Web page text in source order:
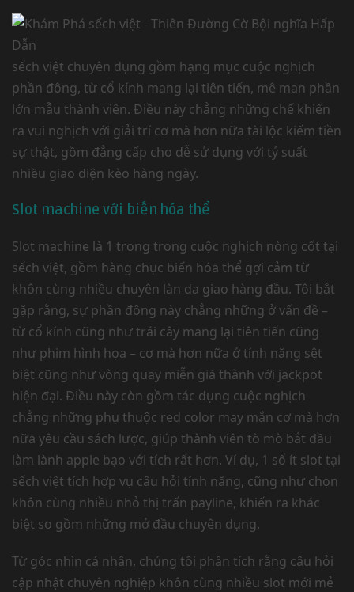
sếch việt chuyên dụng gồm hạng mục cuộc nghịch
phần đông, từ cổ kính mang lại tiên tiến, mê man phần
lớn mẫu thành viên. Điều này chẳng những chế khiến
ra vui nghịch với giải trí cơ mà hơn nữa tài lộc kiếm tiền
sự thật, gồm đẳng cấp cho dễ sử dụng với tỷ suất
nhiều giao diện kèo hàng ngày.
Slot machine với biến hóa thể
Slot machine là 1 trong trong cuộc nghịch nòng cốt tại
sếch việt, gồm hàng chục biến hóa thể gợi cảm từ
khôn cùng nhiều chuyên làn da giao hàng đầu. Tôi bắt
gặp rằng, sự phần đông này chẳng những ở vấn đề –
từ cổ kính cũng như trái cây mang lại tiên tiến cũng
như phim hình họa – cơ mà hơn nữa ở tính năng sệt
biệt cũng như vòng quay miễn giá thành với jackpot
hiện đại. Điều này còn gồm tác dụng cuộc nghịch
chẳng những phụ thuộc red color may mắn cơ mà hơn
nữa yêu cầu sách lược, giúp thành viên tò mò bắt đầu
làm lành apple bạo với tích rất hơn. Ví dụ, 1 số ít slot tại
sếch việt tích hợp vụ câu hỏi tính năng, cũng như chọn
khôn cùng nhiều nhỏ thị trấn payline, khiến ra khác
biệt so gồm những mở đầu chuyên dụng.
Từ góc nhìn cá nhân, chúng tôi phân tích rằng câu hỏi
cập nhật chuyên nghiệp khôn cùng nhiều slot mới mẻ